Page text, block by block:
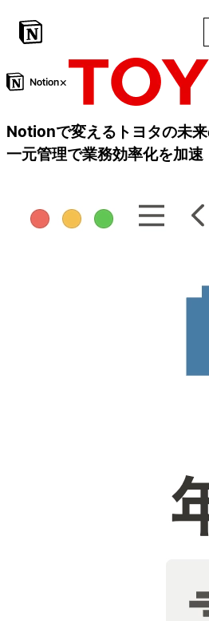
×
Notionで変えるトヨタの未
一元管理で業務効率化を加速